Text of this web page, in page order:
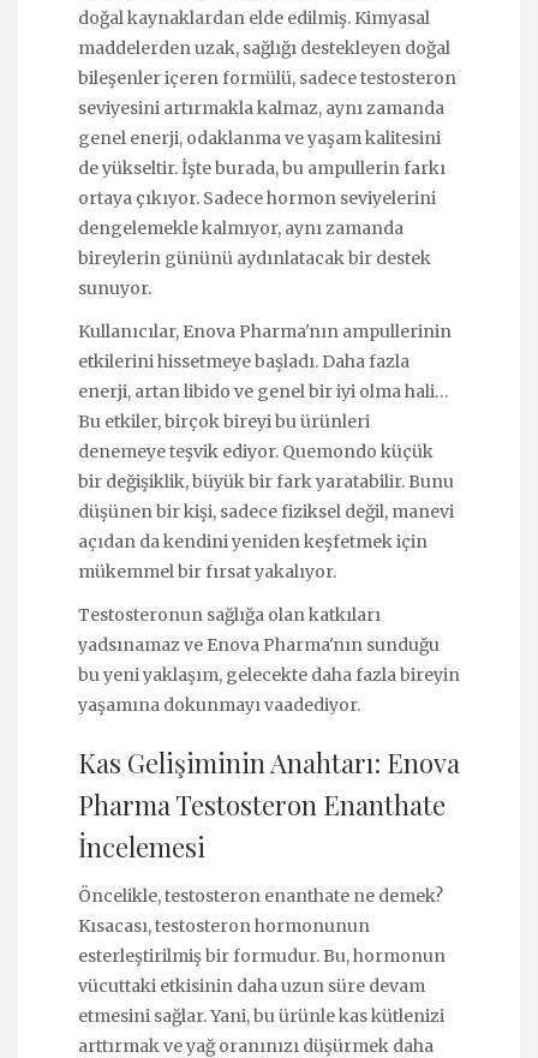
doğal kaynaklardan elde edilmiş. Kimyasal
maddelerden uzak, sağlığı destekleyen doğal
bileşenler içeren formülü, sadece testosteron
seviyesini artırmakla kalmaz, aynı zamanda
genel enerji, odaklanma ve yaşam kalitesini
de yükseltir. İşte burada, bu ampullerin farkı
ortaya çıkıyor. Sadece hormon seviyelerini
dengelemekle kalmıyor, aynı zamanda
bireylerin gününü aydınlatacak bir destek
sunuyor.
Kullanıcılar, Enova Pharma'nın ampullerinin
etkilerini hissetmeye başladı. Daha fazla
enerji, artan libido ve genel bir iyi olma hali…
Bu etkiler, birçok bireyi bu ürünleri
denemeye teşvik ediyor. Quemondo küçük
bir değişiklik, büyük bir fark yaratabilir. Bunu
düşünen bir kişi, sadece fiziksel değil, manevi
açıdan da kendini yeniden keşfetmek için
mükemmel bir fırsat yakalıyor.
Testosteronun sağlığa olan katkıları
yadsınamaz ve Enova Pharma'nın sunduğu
bu yeni yaklaşım, gelecekte daha fazla bireyin
yaşamına dokunmayı vaadediyor.
Kas Gelişiminin Anahtarı: Enova
Pharma Testosteron Enanthate
İncelemesi
Öncelikle, testosteron enanthate ne demek?
Kısacası, testosteron hormonunun
esterleştirilmiş bir formudur. Bu, hormonun
vücuttaki etkisinin daha uzun süre devam
etmesini sağlar. Yani, bu ürünle kas kütlenizi
arttırmak ve yağ oranınızı düşürmek daha